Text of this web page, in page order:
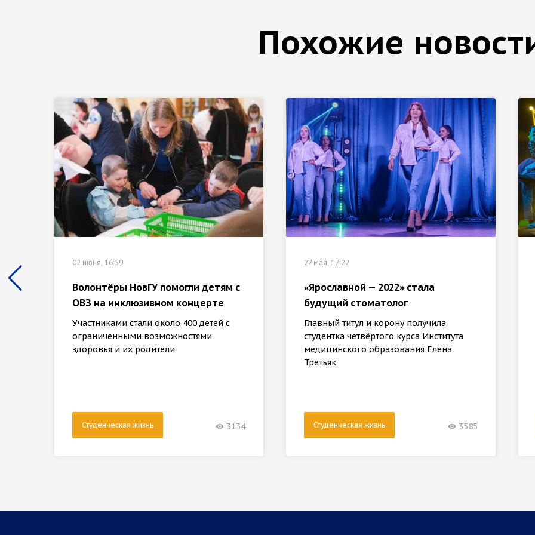
Похожие
02 июня, 16:59
Волонтёры НовГУ помогли детям с
ОВЗ на инклюзивном концерте
Участниками стали около 400 детей с
ограниченными возможностями
здоровья и их родители.
Студенческая жизнь 3134
27 мая, 17:22
«Ярославной — 2022» стала
будущий стоматолог
Главный титул и корону получила
студентка четвёртого курса Института
медицинского образования Елена
Третьяк.
Студенческая жизнь 3585